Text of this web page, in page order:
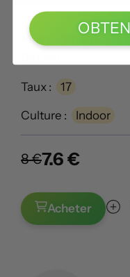
Milka Pop CBD
Taux : 17
Culture : Indoor
8 €7.6 €
Acheter